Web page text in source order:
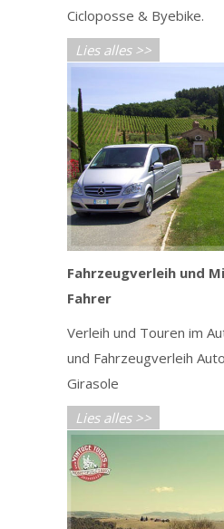
Cicloposse & Byebike.
Lies alles >>
Fahrzeugverleih und
Fahrer
Verleih und Touren im
und Fahrzeugverleih
Girasole
Lies alles >>